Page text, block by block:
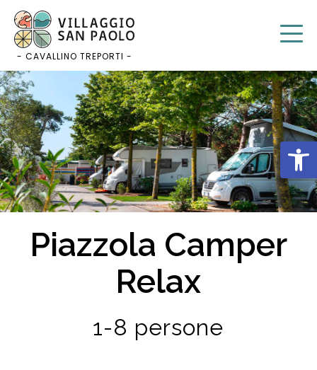
Zum
Inhalt
springen
- CAVALLINO TREPORTI -
Piazzola Camper
Relax
1-8 persone